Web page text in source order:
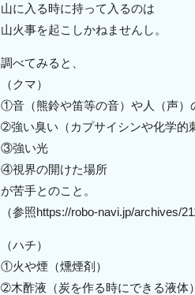
山に入る時に持って入るのは
山火事を起こしかねませんし。
調べてみると、
（クマ）
①音（熊鈴や笛等の音）や人（声）
➁強い臭い（カプサイシンや化学的
③強い光
④視界の開けた場所
が苦手とのこと。
（参照https://robo-navi.jp/archives/
（ハチ）
①火や煙（燻煙剤）
➁木酢液（炭を作る時にできる液体）